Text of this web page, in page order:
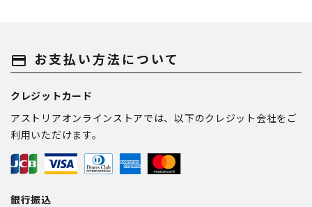
payment お支払い方法について
クレジットカード
アストリアオンラインストアでは、以下のクレジット会社をご
利用いただけます。
銀行振込